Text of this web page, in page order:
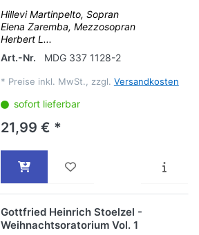
Hillevi Martinpelto, Sopran
Elena Zaremba, Mezzosopran
Herbert L...
Art.-Nr.
MDG 337 1128-2
* Preise inkl. MwSt., zzgl. Versandkosten
sofort lieferbar
21,99 € *
Gottfried Heinrich Stoelzel -
Weihnachtsoratorium Vol. 1